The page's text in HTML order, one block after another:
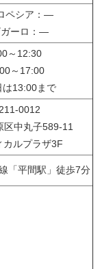
ペシア：―
ガーロ：―
～12:30
～17:00
は13:00まで
0012
区中丸子589-11
カルプラザ3F
「平間駅」徒歩7分